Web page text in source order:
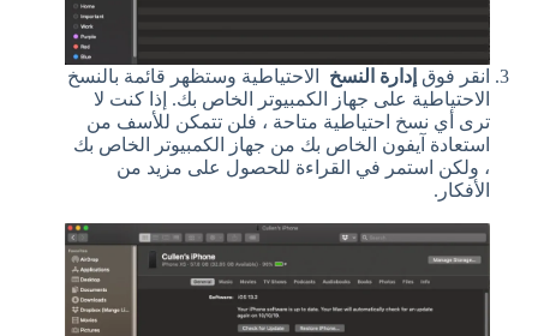
انقر فوق إدارة النسخ الاحتياطية وستظهر قائمة بالنسخ
الاحتياطية على جهاز الكمبيوتر الخاص بك. إذا كنت لا
ترى أي نسخ احتياطية متاحة ، فلن تتمكن للأسف من
استعادة آيفون الخاص بك من جهاز الكمبيوتر الخاص بك
، ولكن استمر في القراءة للحصول على مزيد من
الأفكار.